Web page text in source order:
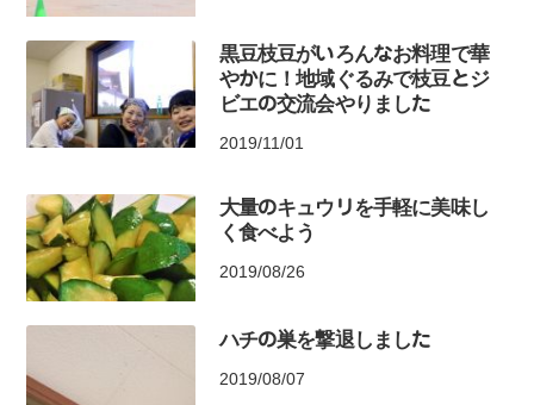
黒豆枝豆がいろんなお料理で華
やかに！地域ぐるみで枝豆とジ
ビエの交流会やりました
2019/11/01
大量のキュウリを手軽に美味し
く食べよう
2019/08/26
ハチの巣を撃退しました
2019/08/07